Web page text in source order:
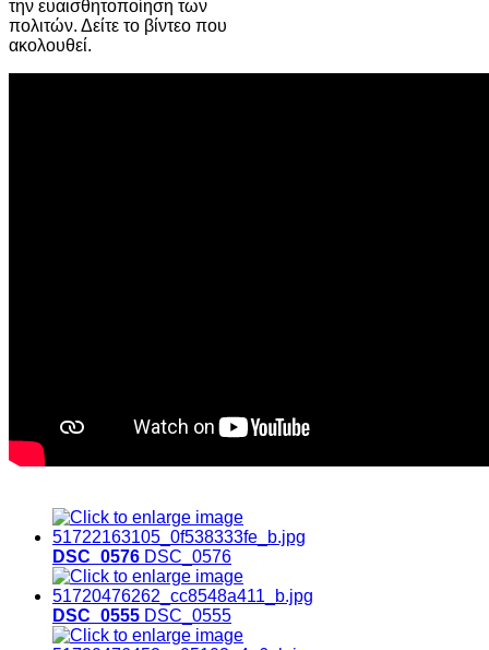
την ευαισθητοποίηση των
πολιτών. Δείτε το βίντεο που
ακολουθεί.
DSC_0576 DSC_0576
DSC_0555 DSC_0555